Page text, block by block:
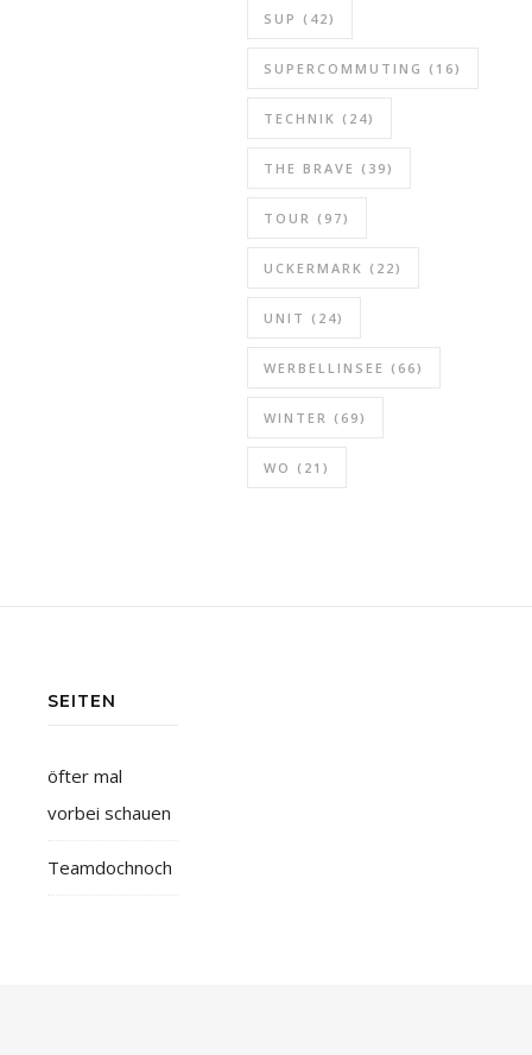
SUP (42)
SUPERCOMMUTING (16)
TECHNIK (24)
THE BRAVE (39)
TOUR (97)
UCKERMARK (22)
UNIT (24)
WERBELLINSEE (66)
WINTER (69)
WO (21)
SEITEN
öfter mal
vorbei schauen
Teamdochnoch